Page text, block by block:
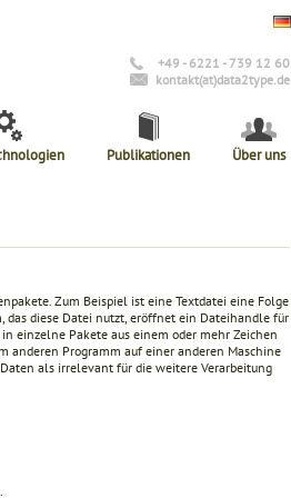
+49 - 6221 - 739 12 60
kontakt(at)data2type.de
Publikationen Über uns
Zum Beispiel ist eine Textdatei eine Folge
das diese Datei nutzt, eröffnet ein Dateihandle für
einzelne Pakete aus einem oder mehr Zeichen
anderen Programm auf einer anderen Maschine
als irrelevant für die weitere Verarbeitung